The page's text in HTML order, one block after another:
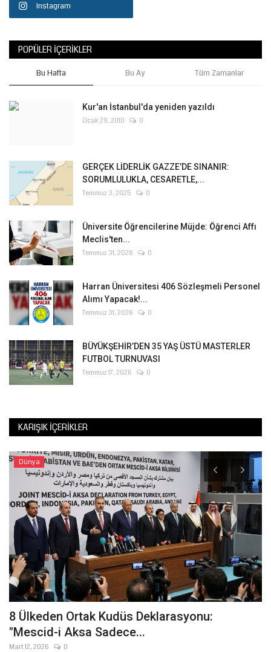
Instagram
POPÜLER İÇERIKLER
Bu Hafta Bu Ay Tüm Zamanlar
Kur'an İstanbul'da yeniden yazıldı
Ocak 29, 2010 0
GERÇEK LİDERLİK GAZZE’DE SINANIR:
SORUMLULUKLA, CESARETLE,...
Temmuz 3, 2025 0
Üniversite Öğrencilerine Müjde: Öğrenci Affı
Meclis'ten...
Temmuz 31, 2026 0
Harran Üniversitesi 406 Sözleşmeli Personel
Alımı Yapacak!...
Temmuz 31, 2026 0
BÜYÜKŞEHİR’DEN 35 YAŞ ÜSTÜ MASTERLER
FUTBOL TURNUVASI
Temmuz 17, 2026 0
KARIŞIK İÇERIKLER
Dünya
8 Ülkeden Ortak Kudüs Deklarasyonu:
"Mescid-i Aksa Sadece...
Mart 12, 2026 0